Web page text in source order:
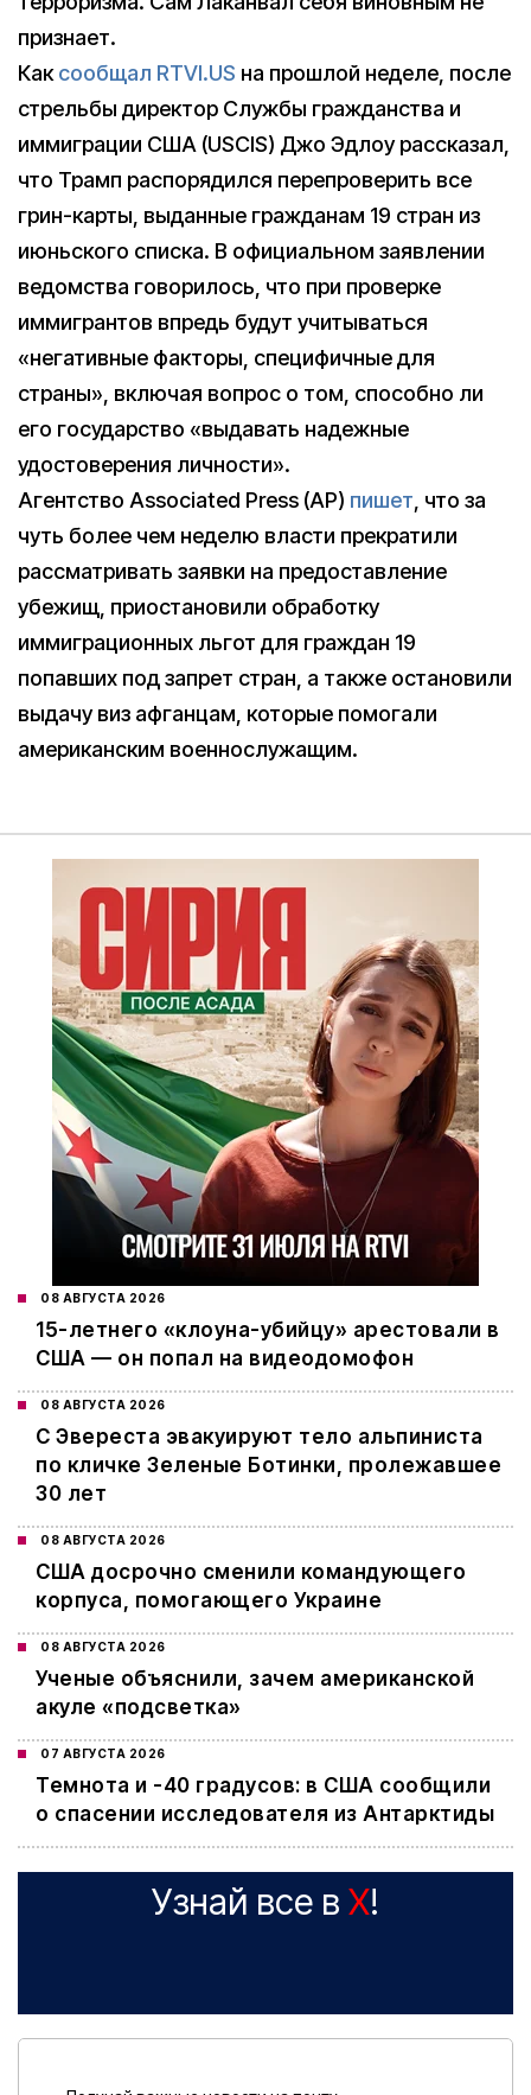
признает.
Каксообщал RTVI.US на прошлой неделе, после
стрельбы директор Службы гражданства и
иммиграции США (USCIS) Джо Эдлоу рассказал,
что Трамп распорядился перепроверить все
грин-карты, выданные гражданам 19 стран из
июньского списка. В официальном заявлении
ведомства говорилось, что при проверке
иммигрантов впредь будут учитываться
«негативные факторы, специфичные для
страны», включая вопрос о том, способно ли
его государство «выдавать надежные
удостоверения личности».
Агентство Associated Press (AP) пишет, что за
чуть более чем неделю власти прекратили
рассматривать заявки на предоставление
убежищ, приостановили обработку
иммиграционных льгот для граждан 19
попавших под запрет стран, а также остановили
выдачу виз афганцам, которые помогали
американским военнослужащим.
08 АВГУСТА 2026
15-летнего «клоуна-убийцу» арестовали в
США — он попал на видеодомофон
08 АВГУСТА 2026
С Эвереста эвакуируют тело альпиниста
по кличке Зеленые Ботинки, пролежавшее
30 лет
08 АВГУСТА 2026
США досрочно сменили командующего
корпуса, помогающего Украине
08 АВГУСТА 2026
Ученые объяснили, зачем американской
акуле «подсветка»
07 АВГУСТА 2026
Темнота и -40 градусов: в США сообщили
о спасении исследователя из Антарктиды
Узнай все в X!